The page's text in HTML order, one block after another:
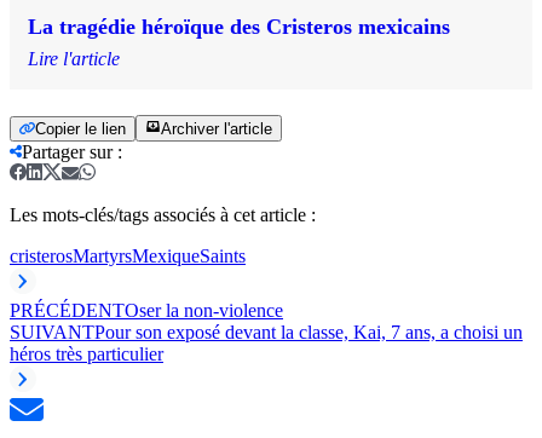
La tragédie héroïque des Cristeros mexicains
Lire l'article
Copier le lien Archiver l'article
Partager sur:
Les mots-clés/tags associés à cet article :
cristerosMartyrsMexiqueSaints
PRÉCÉDENTOser la non-violence
SUIVANTPour son exposé devant la classe, Kai, 7 ans, a choisi un
héros très particulier